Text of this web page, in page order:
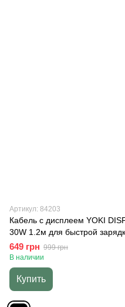
Артикул: 84203
Кабель с дисплеем YOKI
30W 1.2м для быстрой
Черный
649 грн 999 грн
В наличии
Купить